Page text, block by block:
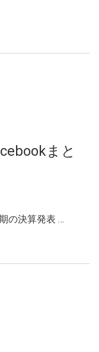
まと
の決算発表 …